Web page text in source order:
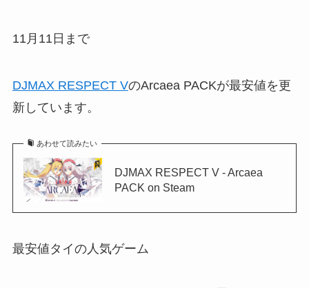
11月11日まで
DJMAX RESPECT VのArcaea PACKが最安値を更
新しています。
あわせて読みたい
DJMAX RESPECT V - Arcaea
PACK on Steam
最安値タイの人気ゲーム